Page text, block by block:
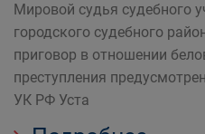
Мировой судья судебного
городского судебного
приговор в отношении
преступления
УК РФ Уста